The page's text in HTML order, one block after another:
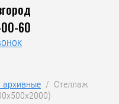
60
архивные
  /  Стеллаж